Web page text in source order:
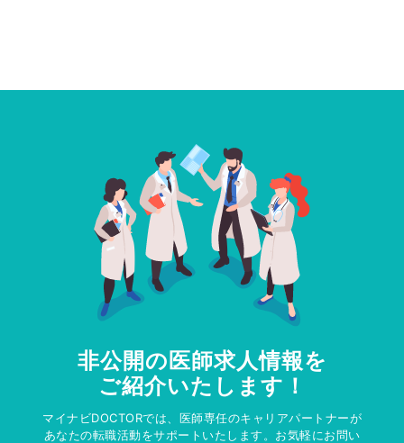
非公開の医師求人情報を
ご紹介いたします！
マイナビDOCTORでは、医師専任のキャリアパートナーが
あなたの転職活動をサポートいたします。お気軽にお問い